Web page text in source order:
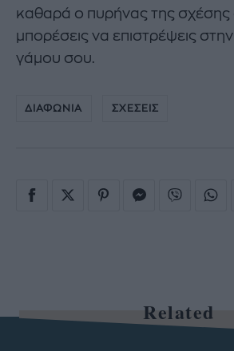
καθαρά ο πυρήνας της σχέσης
μπορέσεις να επιστρέψεις
γάμου σου.
ΔΙΑΦΩΝΙΑ ΣΧΕΣΕΙΣ
Related